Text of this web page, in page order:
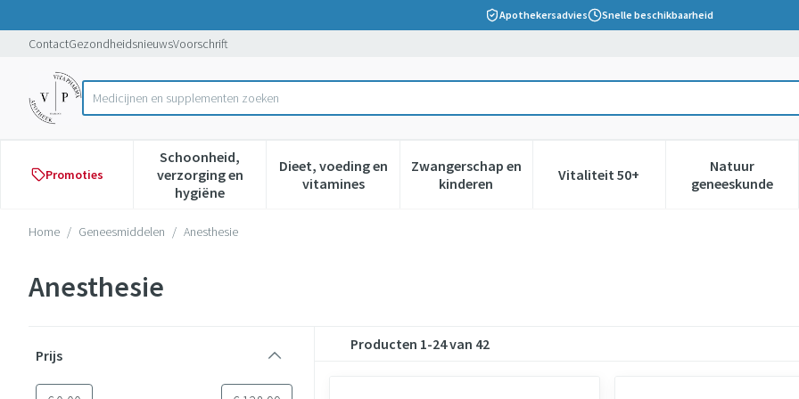
Apothekersadvies Snelle beschikbaarheid
ContactGezondheidsnieuwsVoorschrift
Product, merk, categorie...
Promoties
Schoonheid,
verzorging en
hygiëne
Toon submenu voor Schoonheid, verzorging en hygiëne categorie
Dieet, voeding en
vitaminesToon submenu voor Dieet, voeding en vitamines categorie
Zwangerschap en
kinderenToon submenu voor Zwangerschap en kinderen
Vitaliteit 50+Toon submenu voor Vitaliteit
Natuur
geneeskunde
Toon
Home / Geneesmiddelen / Anesthesie
Anesthesie
Prijs
Producten 1-24van 42